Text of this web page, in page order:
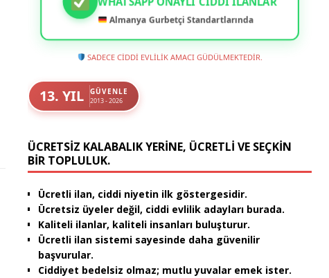
Almanya Gurbetçi Standartlarında
SADECE CİDDİ EVLİLİK AMACI GÜDÜLMEKTEDİR.
13. YIL GÜVENLE
2013 - 2026
ÜCRETSIZ KALABALIK YERINE, ÜCRETLI VE SEÇKIN
BIR TOPLULUK.
Ücretli ilan, ciddi niyetin ilk göstergesidir.
Ücretsiz üyeler değil, ciddi evlilik adayları burada.
Kaliteli ilanlar, kaliteli insanları buluşturur.
Ücretli ilan sistemi sayesinde daha güvenilir
başvurular.
Ciddiyet bedelsiz olmaz; mutlu yuvalar emek ister.